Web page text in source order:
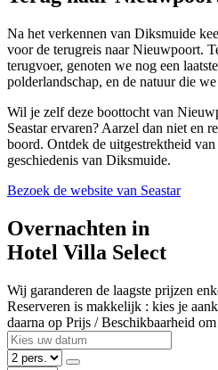
Na het verkennen van Diksmuide
voor de terugreis naar Nieuwpoort.
terugvoer, genoten we nog een
polderlandschap, en de natuur die
Wil je zelf deze boottocht van
Seastar ervaren? Aarzel dan niet en
boord. Ontdek de uitgestrektheid
geschiedenis van Diksmuide.
Bezoek de website van Seastar
Overnachten in
Hotel Villa Select
Wij garanderen de laagste prijzen
Reserveren is makkelijk : kies je
daarna op Prijs / Beschikbaarheid